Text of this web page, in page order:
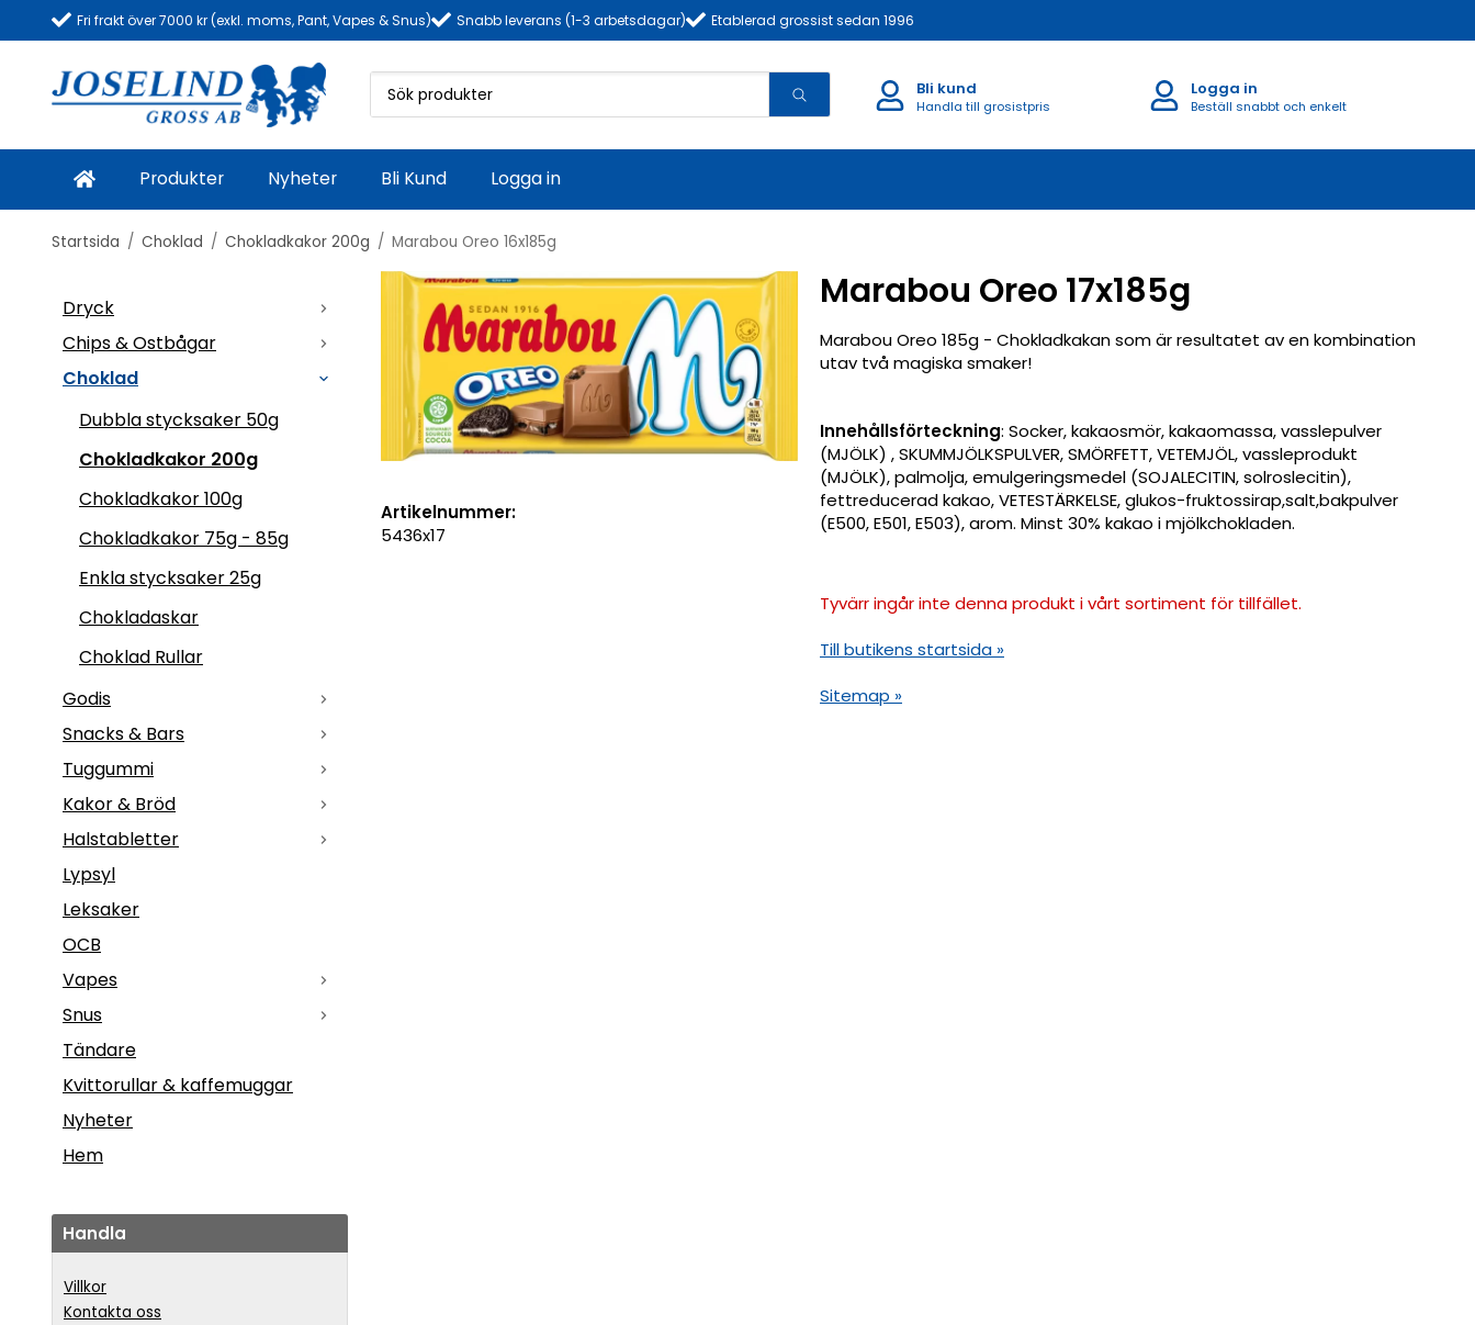
Fri frakt över 7000 kr (exkl. moms, Pant, Vapes & Snus) Snabb leverans (1-3 arbetsdagar) Etablerad grossist sedan 1996
Bli kund
Handla till grosistpris
Logga in
Beställ snabbt och enkelt
Produkter Nyheter Bli Kund Logga in
Startsida / Choklad / Chokladkakor 200g / Marabou Oreo 16x185g
Dryck
Chips & Ostbågar
Choklad
Dubbla stycksaker 50g
Chokladkakor 200g
Chokladkakor 100g
Chokladkakor 75g - 85g
Enkla stycksaker 25g
Chokladaskar
Choklad Rullar
Godis
Snacks & Bars
Tuggummi
Kakor & Bröd
Halstabletter
Lypsyl
Leksaker
OCB
Vapes
Snus
Tändare
Kvittorullar & kaffemuggar
Nyheter
Hem
Handla
Villkor
Kontakta oss
Marabou Oreo 17x185g
Marabou Oreo 185g - Chokladkakan som är resultatet av en kombination
utav två magiska smaker!
Innehållsförteckning: Socker, kakaosmör, kakaomassa, vasslepulver
(MJÖLK) , SKUMMJÖLKSPULVER, SMÖRFETT, VETEMJÖL, vassleprodukt
(MJÖLK), palmolja, emulgeringsmedel (SOJALECITIN, solroslecitin),
fettreducerad kakao, VETESTÄRKELSE, glukos-fruktossirap,salt,bakpulver
(E500, E501, E503), arom. Minst 30% kakao i mjölkchokladen.
Tyvärr ingår inte denna produkt i vårt sortiment för tillfället.
Till butikens startsida »
Sitemap »
Artikelnummer:
5436x17